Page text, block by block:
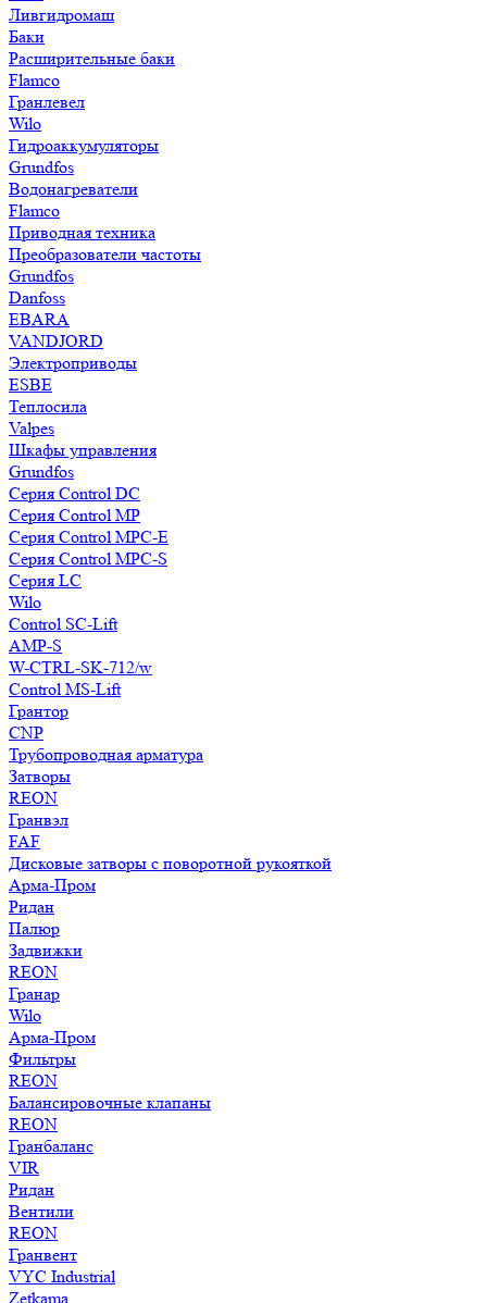
Ливгидромаш
Баки
Расширительные баки
Flamco
Гранлевел
Wilo
Гидроаккумуляторы
Grundfos
Водонагреватели
Flamco
Приводная техника
Преобразователи частоты
Grundfos
Danfoss
EBARA
VANDJORD
Электроприводы
ESBE
Теплосила
Valpes
Шкафы управления
Grundfos
Серия Control DC
Серия Control MP
Серия Control MPC-E
Серия Control MPC-S
Серия LC
Wilo
Control SC-Lift
AMP-S
W-CTRL-SK-712/w
Control MS-Lift
Грантор
CNP
Трубопроводная арматура
Затворы
REON
Гранвэл
FAF
Дисковые затворы с поворотной рукояткой
Арма-Пром
Ридан
Палюр
Задвижки
REON
Гранар
Wilo
Арма-Пром
Фильтры
REON
Балансировочные клапаны
REON
Гранбаланс
VIR
Ридан
Вентили
REON
Гранвент
VYC Industrial
Zetkama